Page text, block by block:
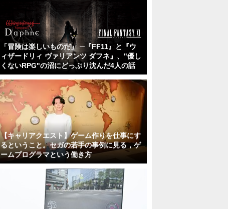
「冒険は楽しいものだ」 ─『FF11』と『ウ
ィザードリィ ヴァリアンツ ダフネ』、"優し
くないRPG"の沼にどっぷり沈んだ4人の話
【キャリアクエスト】ゲーム作りを仕事にす
るということ。セガの若手の事例に見る，ゲ
ームプログラマという働き方